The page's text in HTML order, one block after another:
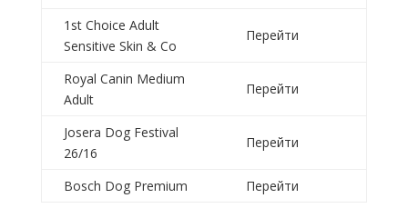
1st Choice Adult
Sensitive Skin & Co
Перейти
Royal Canin Medium
Adult
Перейти
Josera Dog Festival
26/16
Перейти
Bosch Dog Premium Перейти